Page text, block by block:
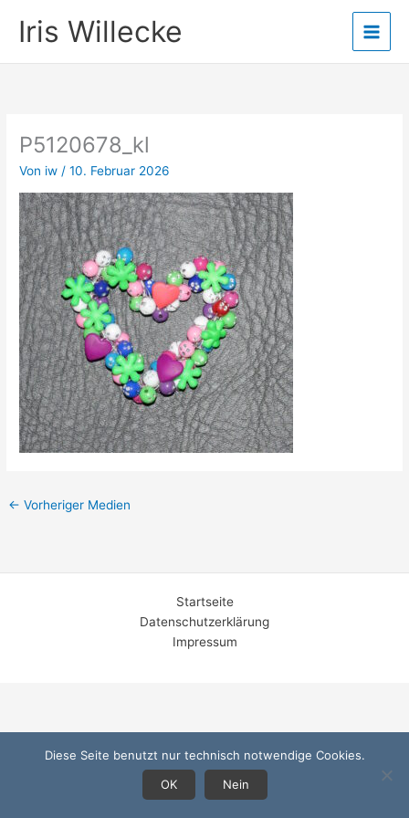
InhaltIris Willecke
P5120678_kl
Von iw /10. Februar 2026
← Vorheriger Medien
Startseite
Datenschutzerklärung
Impressum
Diese Seite benutzt nur technisch notwendige Cookies.
OK
Nein